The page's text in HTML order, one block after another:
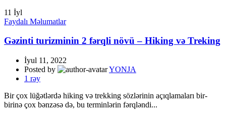
11 İyl
Faydalı Məlumatlar
Gəzinti turizminin 2 fərqli növü – Hiking və Treking
İyul 11, 2022
Posted by
YONJA
1 rəy
Bir çox lüğətlərdə hiking və trekking sözlərinin açıqlamaları bir-
birinə çox bənzəsə də, bu terminlərin fərqləndi...